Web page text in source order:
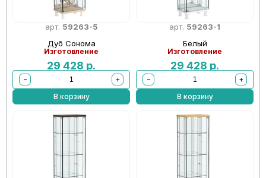
арт. 59263-5
Дуб Сонома
Изготовление
29 428 р.
−
+
В корзину
арт. 59263-1
Белый
Изготовление
29 428 р.
−
+
В корзину